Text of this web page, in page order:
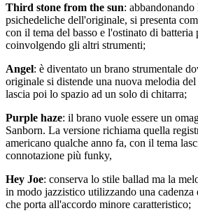
Third stone from the sun: abbandonando
psichedeliche dell'originale, si presenta
con il tema del basso e l'ostinato di batteria
coinvolgendo gli altri strumenti;
Angel: è diventato un brano strumentale
originale si distende una nuova melodia
lascia poi lo spazio ad un solo di chitarra;
Purple haze: il brano vuole essere un
Sanborn. La versione richiama quella
americano qualche anno fa, con il tema
connotazione più funky,
Hey Joe: conserva lo stile ballad ma la
in modo jazzistico utilizzando una cadenza
che porta all'accordo minore caratteristico;